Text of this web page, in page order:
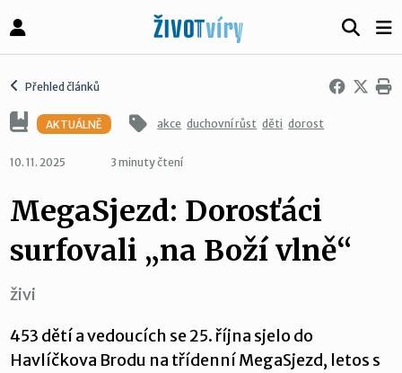
Přehled článků
AKTUÁLNĚ akce duchovní růst děti dorost
10. 11. 2025 3 minuty čtení
MegaSjezd: Dorosťáci
surfovali „na Boží vlně“
živi
453 dětí a vedoucích se 25. října sjelo do
Havlíčkova Brodu na třídenní MegaSjezd, letos s